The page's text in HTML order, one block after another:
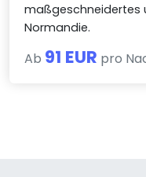
maßgeschneidertes
Normandie.
Ab 91 EUR pro